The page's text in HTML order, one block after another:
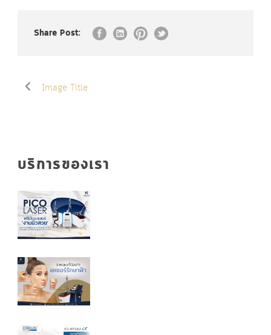
Share Post:
Image Title
บริการของเรา